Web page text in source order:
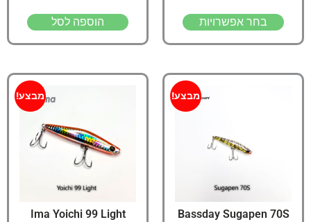
בחר אפשרויות הוספה לסל
מבצע!
Bassday Sugapen 70S
מבצע!
Ima Yoichi 99 Light